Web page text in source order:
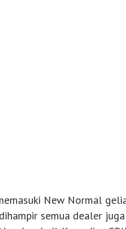
New Normal
semua dealer